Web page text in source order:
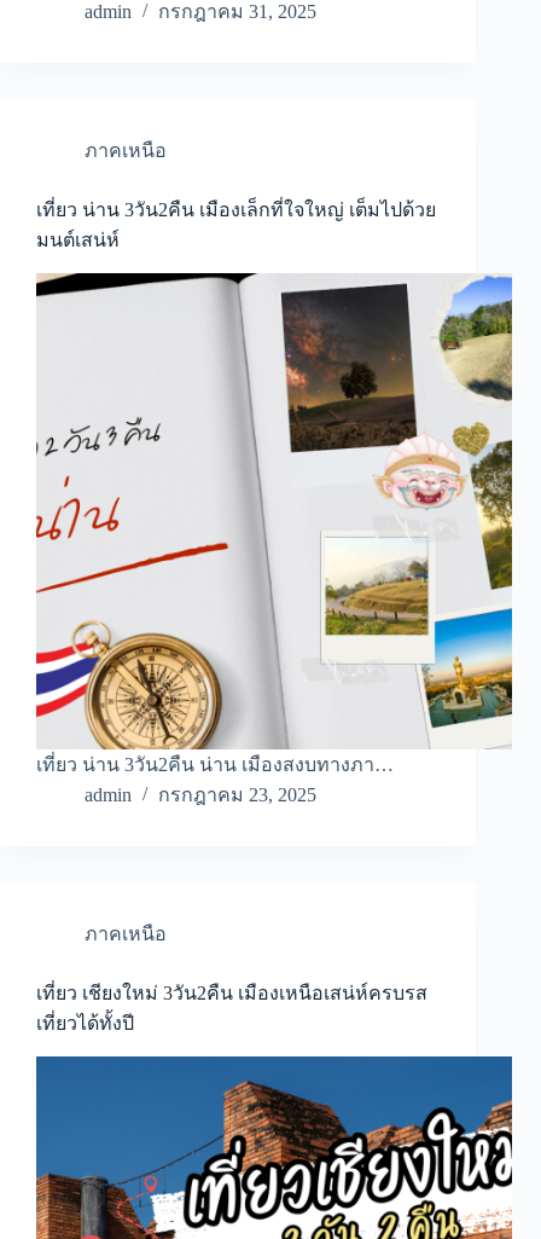
admin
กรกฎาคม 31, 2025
ภาคเหนือ
เที่ยว น่าน 3วัน2คืน เมืองเล็กที่ใจใหญ่ เต็มไปด้วย
มนต์เสน่ห์
เที่ยว น่าน 3วัน2คืน น่าน เมืองสงบทางภา…
admin
กรกฎาคม 23, 2025
ภาคเหนือ
เที่ยว เชียงใหม่ 3วัน2คืน เมืองเหนือเสน่ห์ครบรส
เที่ยวได้ทั้งปี